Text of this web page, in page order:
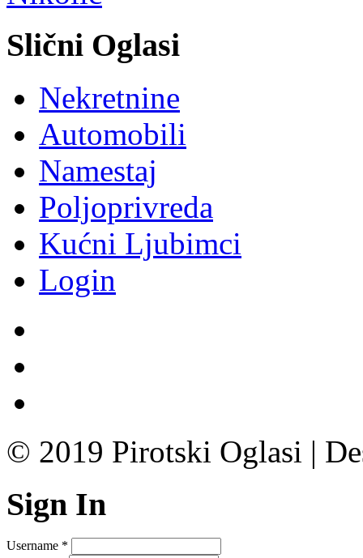
Slični Oglasi
Nekretnine
Automobili
Namestaj
Poljoprivreda
Kućni Ljubimci
Login
© 2019 Pirotski Oglasi |
Sign In
Username *